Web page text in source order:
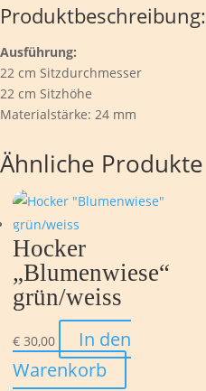
Produktbeschreibung:
Ausführung:
22 cm Sitzdurchmesser
22 cm Sitzhöhe
Materialstärke: 24 mm
Ähnliche Produkte
Hocker
„Blumenwiese“
grün/weiss
€ 30,00
In den
Warenkorb